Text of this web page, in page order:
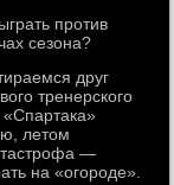
против
сезона?
друг
тренерского
летом
—
на «огороде».